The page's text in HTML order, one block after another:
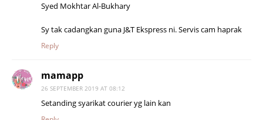
Syed Mokhtar Al-Bukhary
Sy tak cadangkan guna J&T Ekspress ni. Servis cam haprak
Reply
mamapp
26 SEPTEMBER 2019 AT 08:12
Setanding syarikat courier yg lain kan